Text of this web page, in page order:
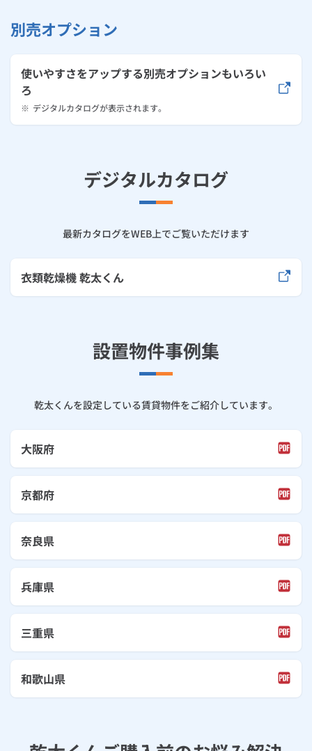
別売オプション
使いやすさをアップする別売オプションもいろい
ろ
※ デジタルカタログが表示されます。
デジタルカタログ
最新カタログをWEB上でご覧いただけます
衣類乾燥機 乾太くん
設置物件事例集
乾太くんを設定している賃貸物件をご紹介しています。
大阪府
京都府
奈良県
兵庫県
三重県
和歌山県